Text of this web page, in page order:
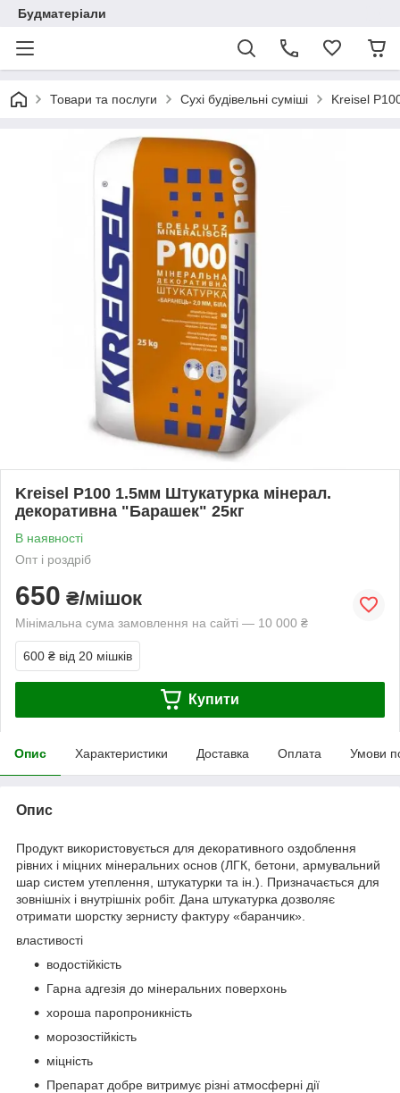
Будматеріали
Товари та послуги Сухі будівельні суміші Kreisel
Kreisel Р100 1.5мм Штукатурка мінерал.
декоративна "Барашек" 25кг
В наявності
Опт і роздріб
650 ₴/мішок
Мінімальна сума замовлення на сайті — 10 000 ₴
600 ₴ від 20 мішків
Купити
Опис Характеристики Доставка Оплата Умови
Опис
Продукт використовується для декоративного оздоблення
рівних і міцних мінеральних основ (ЛГК, бетони, армувальний
шар систем утеплення, штукатурки та ін.). Призначається для
зовнішніх і внутрішніх робіт. Дана штукатурка дозволяє
отримати шорстку зернисту фактуру «баранчик».
властивості
водостійкість
Гарна адгезія до мінеральних поверхонь
хороша паропроникність
морозостійкість
міцність
Препарат добре витримує різні атмосферні дії